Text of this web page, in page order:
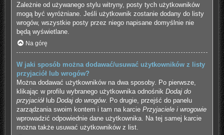
Zależnie od używanego stylu witryny, posty tych użytkowników
mogą być wyróżniane. Jeśli użytkownik zostanie dodany do listy
wrogów, wszystkie posty przez niego napisane domyślnie nie
będą wyświetlane.
Na górę
W jaki sposób można dodawać/usuwać użytkowników z listy
przyjaciół lub wrogów?
Można dodawać użytkowników na dwa sposoby. Po pierwsze,
klikając w profilu wybranego użytkownika odnośnik Dodaj do
przyjaciółlub Dodaj do wrogów. Po drugie, przejść do panelu
zarządzania swoim kontem i tam na karcie Przyjaciele i wrogowie
wprowadzić odpowiednie dane użytkownika. Na tej samej karcie
można także usuwać użytkowników z list.